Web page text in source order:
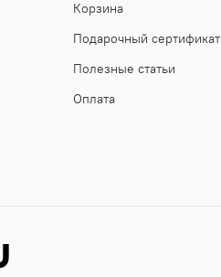
Корзина
Подарочный сертификат
Полезные статьи
Оплата